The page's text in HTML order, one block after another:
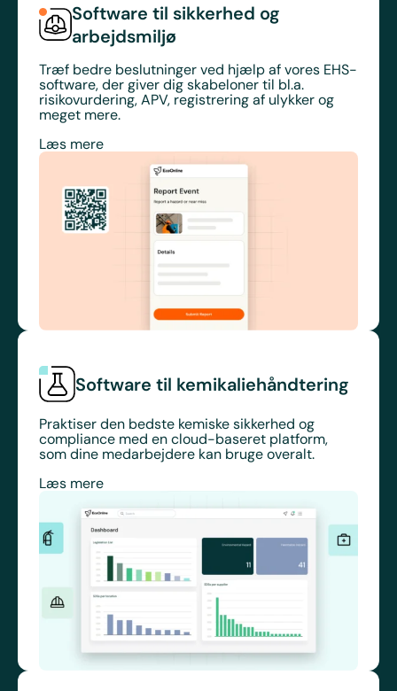
Software til sikkerhed og
arbejdsmiljø
Træf bedre beslutninger ved hjælp af vores EHS-
software, der giver dig skabeloner til bl.a.
risikovurdering, APV, registrering af ulykker og
meget mere.
Læs mere
Software til kemikaliehåndtering
Praktiser den bedste kemiske sikkerhed og
compliance med en cloud-baseret platform,
som dine medarbejdere kan bruge overalt.
Læs mere